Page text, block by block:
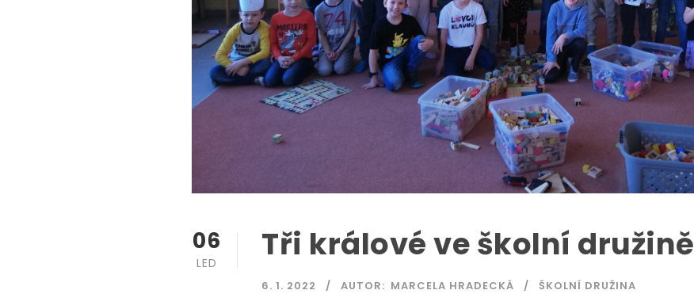
06
LED Tři králové ve školní družině
6. 1. 2022 AUTOR: MARCELA HRADECKÁ ŠKOLNÍ DRUŽINA